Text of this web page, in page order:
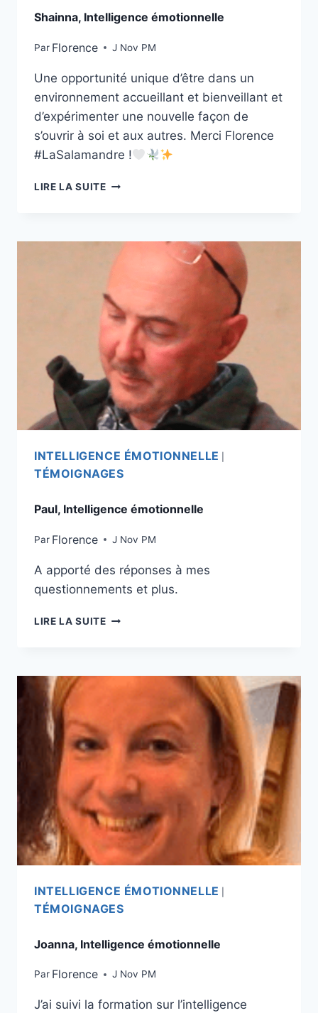
Shainna, Intelligence émotionnelle
Par Florence J Nov PM
Une opportunité unique d’être dans un
environnement accueillant et bienveillant et
d’expérimenter une nouvelle façon de
s’ouvrir à soi et aux autres. Merci Florence
#LaSalamandre !
LIRE LA SUITE
INTELLIGENCE ÉMOTIONNELLE
TÉMOIGNAGES
Paul, Intelligence émotionnelle
Par Florence J Nov PM
A apporté des réponses à mes
questionnements et plus.
LIRE LA SUITE
INTELLIGENCE ÉMOTIONNELLE
TÉMOIGNAGES
Joanna, Intelligence émotionnelle
Par Florence J Nov PM
J’ai suivi la formation sur l’intelligence